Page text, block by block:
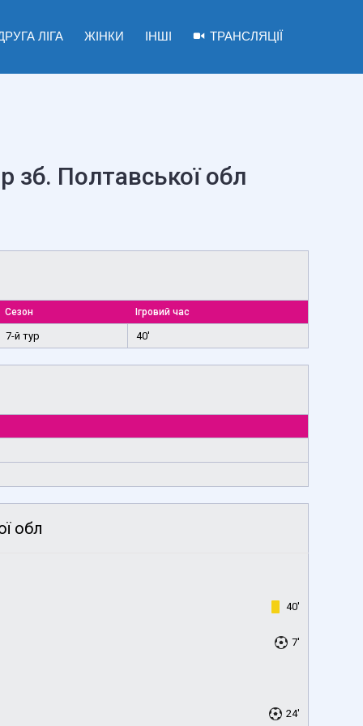
ЛІГА ЖІНКИ ІНШІ ТРАНСЛЯЦІЇ
зб. Полтавської обл
Сезон Ігровий час
7-й тур 40'
обл
40'
7'
24'